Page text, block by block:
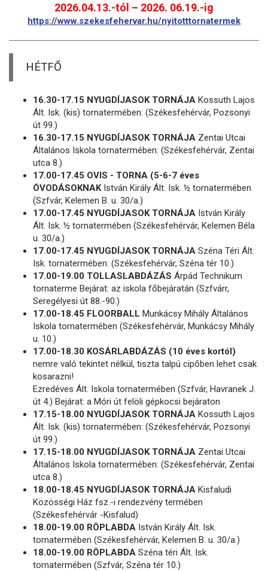
2026.04.13.-tól – 2026. 06.19.-ig
https://www.szekesfehervar.hu/nyitotttornatermek
HÉTFŐ
16.30-17.15 NYUGDÍJASOK TORNÁJA Kossuth Lajos
Ált. Isk. (kis) tornatermében: (Székesfehérvár, Pozsonyi
út 99.)
16.30-17.15 NYUGDÍJASOK TORNÁJA Zentai Utcai
Általános Iskola tornatermében: (Székesfehérvár, Zentai
utca 8.)
17.00-17.45 OVIS - TORNA (5-6-7 éves
ÓVODÁSOKNAKIstván Király Ált. Isk. ½ tornatermében
(Szfvár, Kelemen B. u. 30/a.)
17.00-17.45 NYUGDÍJASOK TORNÁJA István Király
Ált. Isk. ½ tornatermében (Székesfehérvár, Kelemen Béla
u. 30/a.)
17.00-17.45 NYUGDÍJASOK TORNÁJA Széna Téri Ált.
Isk. tornatermében: (Székesfehérvár, Széna tér 10.)
17.00-19.00 TOLLASLABDÁZÁS Árpád Technikum
tornaterme Bejárat: az iskola főbejáratán (Szfvárr,
Seregélyesi út 88.-90.)
17.00-18.45 FLOORBALL Munkácsy Mihály Általános
Iskola tornatermében (Székesfehérvár, Munkácsy Mihály
u. 10.)
17.00-18.30 KOSÁRLABDÁZÁS (10 éves kortól)
nemre való tekintet nélkül, tiszta talpú cipőben lehet csak
kosarazni!
Ezredéves Ált. Iskola tornatermében (Szfvár, Havranek J.
út 4.) Bejárat: a Móri út felöli gépkocsi bejáraton
17.15-18.00 NYUGDÍJASOK TORNÁJA Kossuth Lajos
Ált. Isk. (kis) tornatermében: (Székesfehérvár, Pozsonyi
út 99.)
17.15-18.00 NYUGDÍJASOK TORNÁJA Zentai Utcai
Általános Iskola tornatermében: (Székesfehérvár, Zentai
utca 8.)
18.00-18.45 NYUGDÍJASOK TORNÁJA Kisfaludi
Közösségi Ház fsz.-i rendezvény termében
(Székesfehérvár -Kisfalud)
18.00-19.00 RÖPLABDA István Király Ált. Isk.
tornatermében (Székesfehérvár, Kelemen B. u. 30/a.)
18.00-19.00 RÖPLABDA Széna téri Ált. Isk.
tornatermében (Szfvár, Széna tér 10.)